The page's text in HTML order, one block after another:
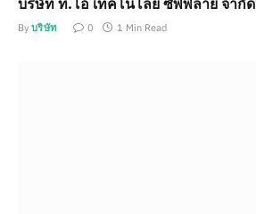
By บริษัท 0 1 Min Read